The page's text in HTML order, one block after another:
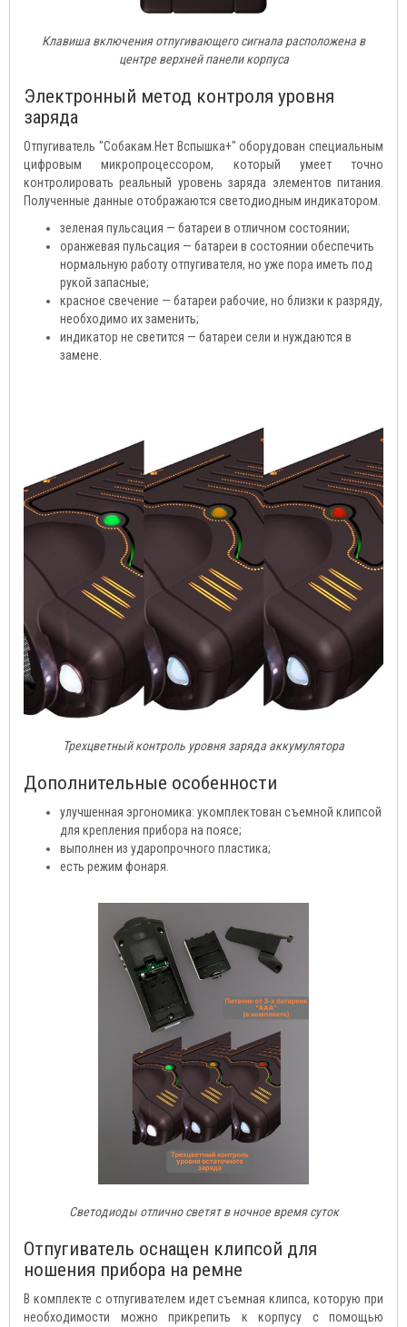
Клавиша включения отпугивающего сигнала расположена в
центре верхней панели корпуса
Электронный метод контроля уровня
заряда
Отпугиватель "Собакам.Нет Вспышка+" оборудован специальным
цифровым микропроцессором, который умеет точно
контролировать реальный уровень заряда элементов питания.
Полученные данные отображаются светодиодным индикатором.
зеленая пульсация — батареи в отличном состоянии;
оранжевая пульсация — батареи в состоянии обеспечить
нормальную работу отпугивателя, но уже пора иметь под
рукой запасные;
красное свечение — батареи рабочие, но близки к разряду,
необходимо их заменить;
индикатор не светится — батареи сели и нуждаются в
замене.
Трехцветный контроль уровня заряда аккумулятора
Дополнительные особенности
улучшенная эргономика: укомплектован съемной клипсой
для крепления прибора на поясе;
выполнен из ударопрочного пластика;
есть режим фонаря.
Светодиоды отлично светят в ночное время суток
Отпугиватель оснащен клипсой для
ношения прибора на ремне
В комплекте с отпугивателем идет съемная клипса, которую при
необходимости можно прикрепить к корпусу с помощью